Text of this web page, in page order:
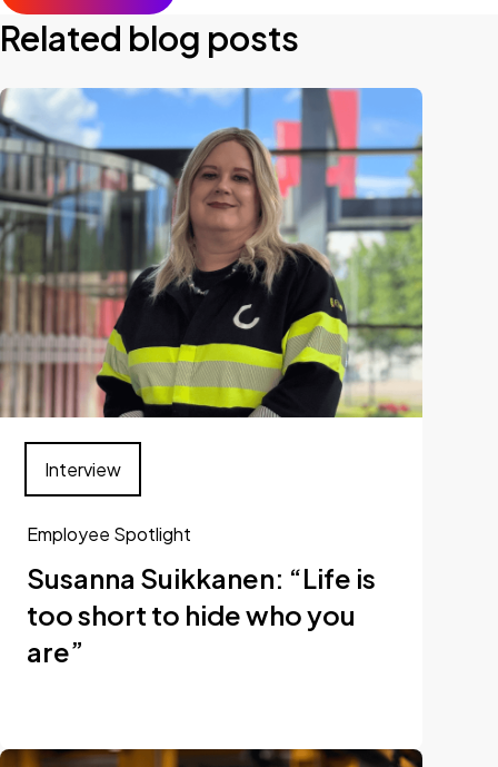
Related blog posts
Employee Spotlight
Susanna Suikkanen: “Life is
too short to hide who you
are”
Interview